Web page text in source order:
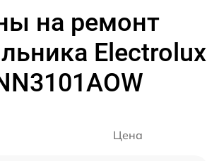
на ремонт
Electrolux
Цена